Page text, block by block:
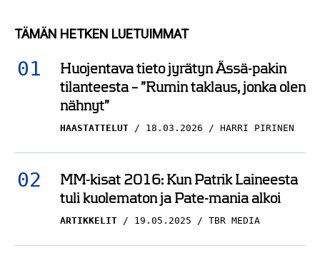
TÄMÄN HETKEN LUETUIMMAT
Huojentava tieto jyrätyn Ässä-pakin
tilanteesta – ”Rumin taklaus, jonka olen
nähnyt”
HAASTATTELUT 18.03.2026 HARRI PIRINEN
MM-kisat 2016: Kun Patrik Laineesta
tuli kuolematon ja Pate-mania alkoi
ARTIKKELIT 19.05.2025 TBR MEDIA